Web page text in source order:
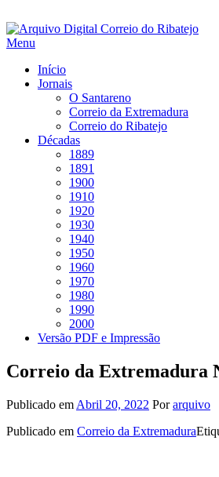
Saltar
para
Menu
Início
Jornais
O Santareno
Correio da Extremadura
Correio do Ribatejo
Décadas
1889
1891
1900
1910
1920
1930
1940
1950
1960
1970
1980
1990
2000
Versão PDF e Impressão
Correio da Extremadura
Publicado em Abril 20, 2022 Porarquivo
Publicado em Correio da Extremadura